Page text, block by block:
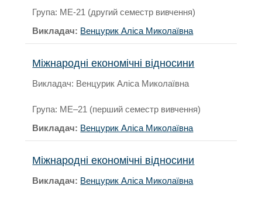
Група: МЕ-21 (другий семестр вивчення)
Викладач: Венцурик Аліса Миколаївна
Міжнародні економічні відносини
Викладач: Венцурик Аліса Миколаївна
Група: МЕ–21 (перший семестр вивчення)
Викладач: Венцурик Аліса Миколаївна
Міжнародні економічні відносини
Викладач: Венцурик Аліса Миколаївна